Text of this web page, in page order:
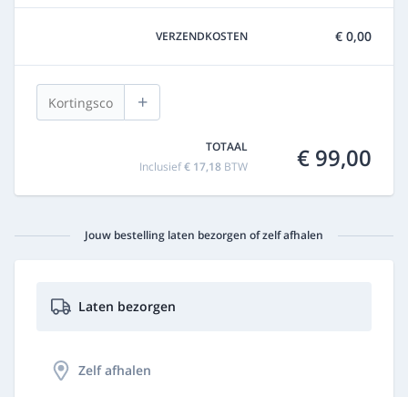
VERZENDKOSTEN € 0,00
+
TOTAAL
Inclusief€ 17,18 BTW € 99,00
Jouw bestelling laten bezorgen of zelf afhalen
Laten bezorgen
Zelf afhalen